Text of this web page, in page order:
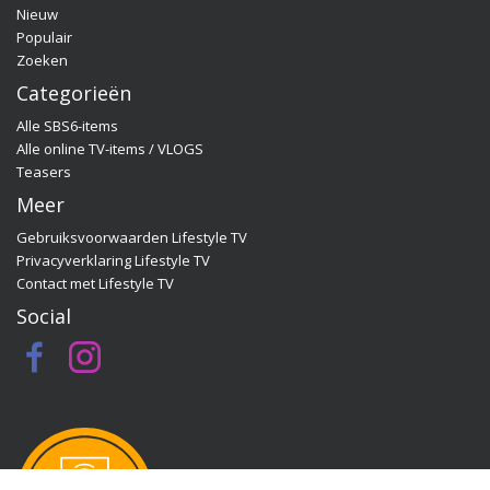
Quality Time op Zondag, ga dan naar de officiële
programma-website:
www.sbs6.nl/qualitytimeopzondag.
Nieuw
Populair
Zoeken
Categorieën
Alle SBS6-items
Alle online TV-items / VLOGS
Teasers
Meer
Gebruiksvoorwaarden Lifestyle TV
Privacyverklaring Lifestyle TV
Contact met Lifestyle TV
Social